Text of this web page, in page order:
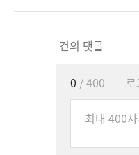
건의 댓글
0 / 400